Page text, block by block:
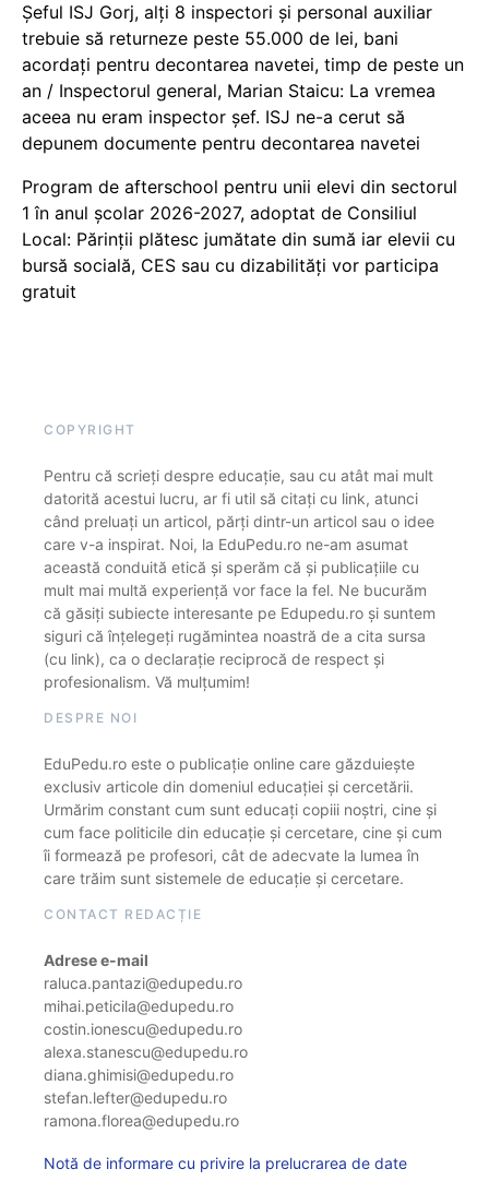
Șeful ISJ Gorj, alți 8 inspectori și personal auxiliar
trebuie să returneze peste 55.000 de lei, bani
acordați pentru decontarea navetei, timp de peste un
an / Inspectorul general, Marian Staicu: La vremea
aceea nu eram inspector șef. ISJ ne-a cerut să
depunem documente pentru decontarea navetei
Program de afterschool pentru unii elevi din sectorul
1 în anul școlar 2026-2027, adoptat de Consiliul
Local: Părinții plătesc jumătate din sumă iar elevii cu
bursă socială, CES sau cu dizabilităţi vor participa
gratuit
COPYRIGHT
Pentru că scrieți despre educație, sau cu atât mai mult
datorită acestui lucru, ar fi util să citați cu link, atunci
când preluați un articol, părți dintr-un articol sau o idee
care v-a inspirat. Noi, la EduPedu.ro ne-am asumat
această conduită etică și sperăm că și publicațiile cu
mult mai multă experiență vor face la fel. Ne bucurăm
că găsiți subiecte interesante pe Edupedu.ro și suntem
siguri că înțelegeți rugămintea noastră de a cita sursa
(cu link), ca o declarație reciprocă de respect și
profesionalism. Vă mulțumim!
DESPRE NOI
EduPedu.ro este o publicație online care găzduiește
exclusiv articole din domeniul educației și cercetării.
Urmărim constant cum sunt educați copiii noștri, cine și
cum face politicile din educație și cercetare, cine și cum
îi formează pe profesori, cât de adecvate la lumea în
care trăim sunt sistemele de educație și cercetare.
CONTACT REDACȚIE
Adrese e-mail
raluca.pantazi@edupedu.ro
mihai.peticila@edupedu.ro
costin.ionescu@edupedu.ro
alexa.stanescu@edupedu.ro
diana.ghimisi@edupedu.ro
stefan.lefter@edupedu.ro
ramona.florea@edupedu.ro
Notă de informare cu privire la prelucrarea de date